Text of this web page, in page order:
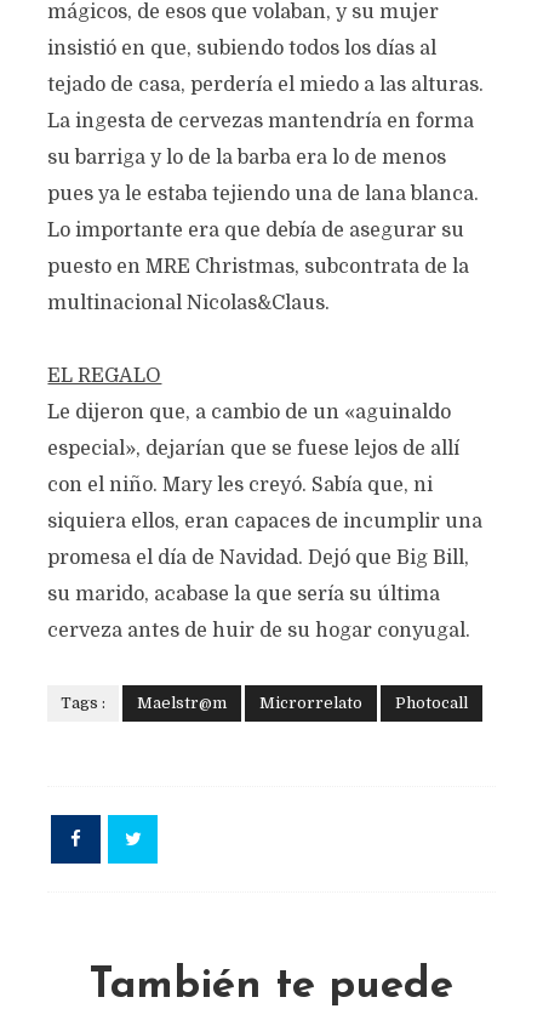
mágicos, de esos que volaban, y su mujer
insistió en que, subiendo todos los días al
tejado de casa, perdería el miedo a las alturas.
La ingesta de cervezas mantendría en forma
su barriga y lo de la barba era lo de menos
pues ya le estaba tejiendo una de lana blanca.
Lo importante era que debía de asegurar su
puesto en MRE Christmas, subcontrata de la
multinacional Nicolas&Claus.
EL REGALO
Le dijeron que, a cambio de un «aguinaldo
especial», dejarían que se fuese lejos de allí
con el niño. Mary les creyó. Sabía que, ni
siquiera ellos, eran capaces de incumplir una
promesa el día de Navidad. Dejó que Big Bill,
su marido, acabase la que sería su última
cerveza antes de huir de su hogar conyugal.
Tags : Maelstr@m Microrrelato Photocall
También te puede